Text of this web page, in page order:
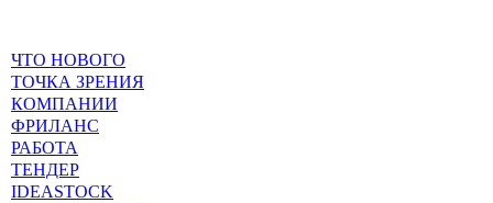
ЧТО НОВОГО
ТОЧКА ЗРЕНИЯ
КОМПАНИИ
ФРИЛАНС
РАБОТА
ТЕНДЕР
IDEASTOCK